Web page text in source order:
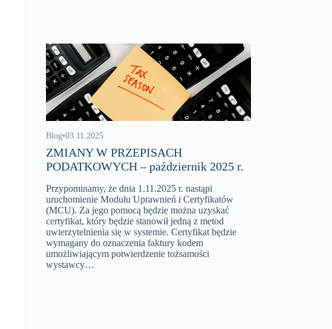
Blog•03.11.2025
ZMIANY W PRZEPISACH
PODATKOWYCH – październik 2025 r.
Przypominamy, że dnia 1.11.2025 r. nastąpi
uruchomienie Modułu Uprawnień i Certyfikatów
(MCU). Za jego pomocą będzie można uzyskać
certyfikat, który będzie stanowił jedną z metod
uwierzytelnienia się w systemie. Certyfikat będzie
wymagany do oznaczenia faktury kodem
umożliwiającym potwierdzenie tożsamości
wystawcy…